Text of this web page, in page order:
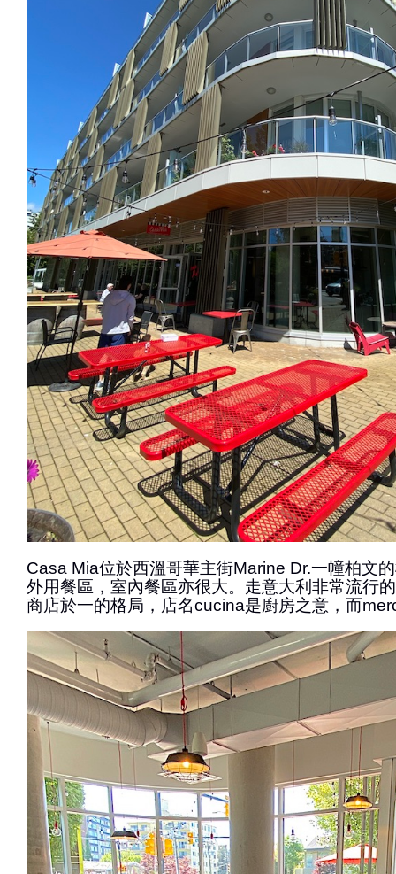
Casa Mia位於西溫哥華主街Marine Dr.一幢柏文
外用餐區，室內餐區亦很大。走意大利非常流行
商店於一的格局，店名cucina是廚房之意，而